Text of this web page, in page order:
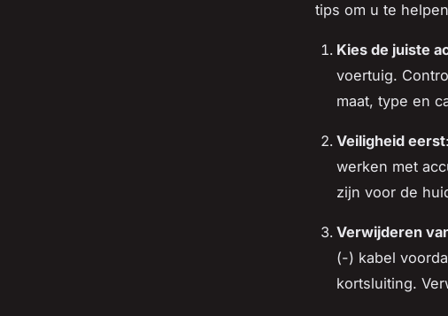
tips om u te
Kies de juiste
voertuig.
maat, type en
Veiligheid eerst
werken met
zijn voor de
Verwijderen
(-) kabel
kortsluiting.